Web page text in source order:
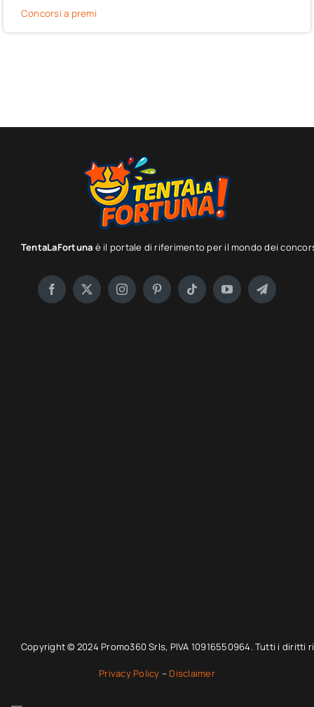
Concorsi a premi
TentaLaFortuna è il portale di riferimento per il mondo dei
Copyright © 2024 Promo360 Srls, PIVA 10916550964. Tutti i diritti
Privacy Policy – Disclaimer